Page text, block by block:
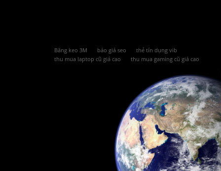
Băng keo 3M báo giá seo
thẻ tín dụng vib
thu mua laptop cũ giá cao
thu mua gaming cũ giá cao